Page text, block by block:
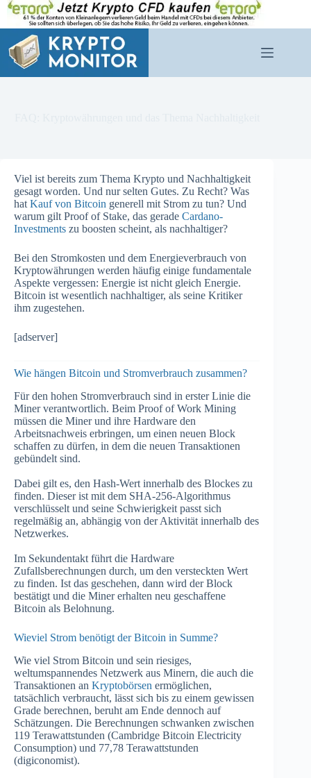
Zum
Inhalt
springen
Viel ist bereits zum Thema Krypto und Nachhaltigkeit
gesagt worden. Und nur selten Gutes. Zu Recht? Was
hat Kauf von Bitcoin generell mit Strom zu tun? Und
warum gilt Proof of Stake, das gerade Cardano-
Investments zu boosten scheint, als nachhaltiger?
Bei den Stromkosten und dem Energieverbrauch von
Kryptowährungen werden häufig einige fundamentale
Aspekte vergessen: Energie ist nicht gleich Energie.
Bitcoin ist wesentlich nachhaltiger, als seine Kritiker
ihm zugestehen.
[adserver]
Wie hängen Bitcoin und Stromverbrauch zusammen?
Für den hohen Stromverbrauch sind in erster Linie die
Miner verantwortlich. Beim Proof of Work Mining
müssen die Miner und ihre Hardware den
Arbeitsnachweis erbringen, um einen neuen Block
schaffen zu dürfen, in dem die neuen Transaktionen
gebündelt sind.
Dabei gilt es, den Hash-Wert innerhalb des Blockes zu
finden. Dieser ist mit dem SHA-256-Algorithmus
verschlüsselt und seine Schwierigkeit passt sich
regelmäßig an, abhängig von der Aktivität innerhalb des
Netzwerkes.
Im Sekundentakt führt die Hardware
Zufallsberechnungen durch, um den versteckten Wert
zu finden. Ist das geschehen, dann wird der Block
bestätigt und die Miner erhalten neu geschaffene
Bitcoin als Belohnung.
Wieviel Strom benötigt der Bitcoin in Summe?
Wie viel Strom Bitcoin und sein riesiges,
weltumspannendes Netzwerk aus Minern, die auch die
Transaktionen an Kryptobörsen ermöglichen,
tatsächlich verbraucht, lässt sich bis zu einem gewissen
Grade berechnen, beruht am Ende dennoch auf
Schätzungen. Die Berechnungen schwanken zwischen
119 Terawattstunden (Cambridge Bitcoin Electricity
Consumption) und 77,78 Terawattstunden
(digiconomist).